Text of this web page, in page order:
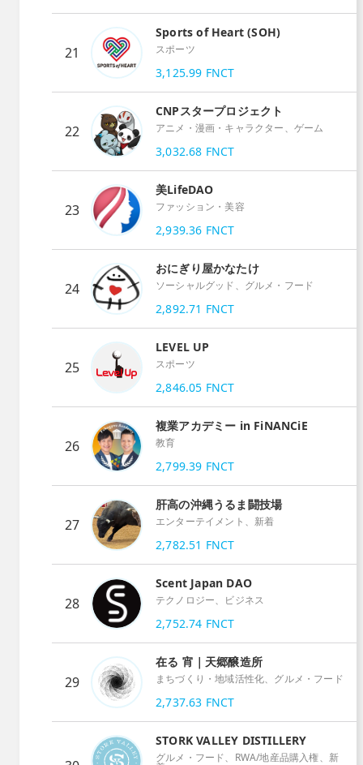
21
Sports of Heart (SOH)
スポーツ
3,125.99 FNCT
22
CNPスタープロジェクト
アニメ・漫画・キャラクター、ゲーム
3,032.68 FNCT
23
美LifeDAO
ファッション・美容
2,939.36 FNCT
24
おにぎり屋かなたけ
ソーシャルグッド、グルメ・フード
2,892.71 FNCT
25
LEVEL UP
スポーツ
2,846.05 FNCT
26
複業アカデミー in FiNANCiE
教育
2,799.39 FNCT
27
肝高の沖縄うるま闘技場
エンターテイメント、新着
2,782.51 FNCT
28
Scent Japan DAO
テクノロジー、ビジネス
2,752.74 FNCT
29
在る 宵｜天郷醸造所
まちづくり・地域活性化、グルメ・フード
2,737.63 FNCT
STORK VALLEY DISTILLERY
グルメ・フード、RWA/地産品購入権、新